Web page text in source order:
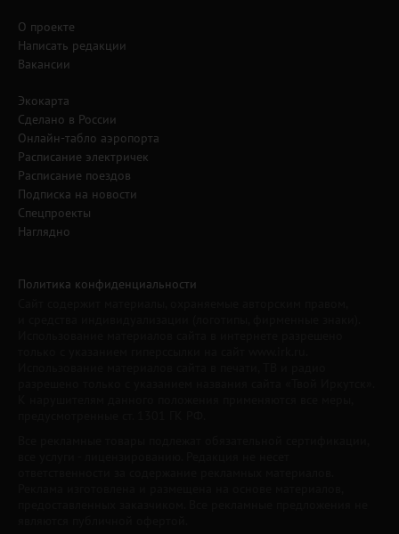
О проекте
Написать редакции
Вакансии
Экокарта
Сделано в России
Онлайн-табло аэропорта
Расписание электричек
Расписание поездов
Подписка на новости
Спецпроекты
Наглядно
Политика конфиденциальности